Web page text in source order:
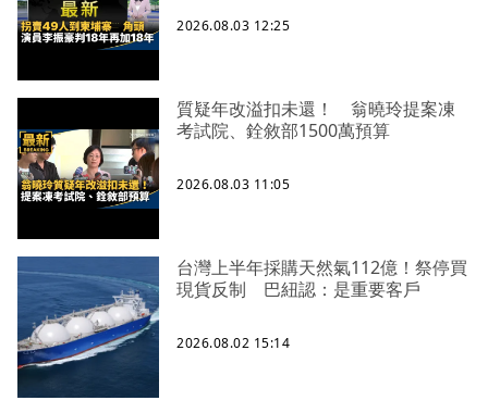
2026.08.03 12:25
質疑年改溢扣未還！ 翁曉玲提案凍
考試院、銓敘部1500萬預算
2026.08.03 11:05
台灣上半年採購天然氣112億！祭停買
現貨反制 巴紐認：是重要客戶
2026.08.02 15:14